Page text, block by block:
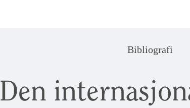
Bibliografi
Den